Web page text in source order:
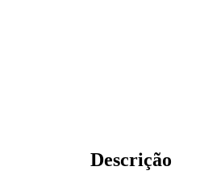
Descrição